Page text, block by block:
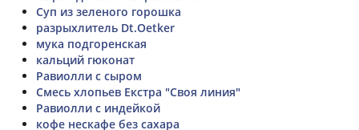
Суп из зеленого горошка
разрыхлитель Dt.Oetker
мука подгоренская
кальций гюконат
Равиолли с сыром
Смесь хлопьев Екстра "Своя линия"
Равиолли с индейкой
кофе нескафе без сахара